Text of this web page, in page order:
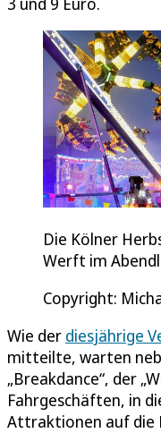
Die Kölner
Werft im
Copyright:
Wie der diesjährige
mitteilte, warten
„Breakdance“, der
Fahrgeschäften, in
Attraktionen auf die